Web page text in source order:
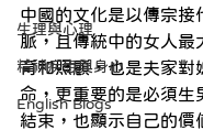
生理與心理
精神疾患與身心
English Blogs
中國的文化是以傳宗接
脈，且傳統中的女人最
育和照顧，也是夫家對
命，更重要的是必須生
結束，也顯示自己的價